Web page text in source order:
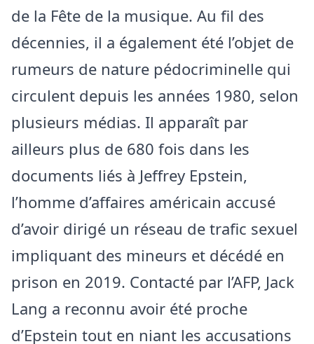
de la Fête de la musique. Au fil des
décennies, il a également été l’objet de
rumeurs de nature pédocriminelle qui
circulent depuis les années 1980, selon
plusieurs médias. Il apparaît par
ailleurs plus de 680 fois dans les
documents liés à Jeffrey Epstein,
l’homme d’affaires américain accusé
d’avoir dirigé un réseau de trafic sexuel
impliquant des mineurs et décédé en
prison en 2019. Contacté par l’AFP, Jack
Lang a reconnu avoir été proche
d’Epstein tout en niant les accusations